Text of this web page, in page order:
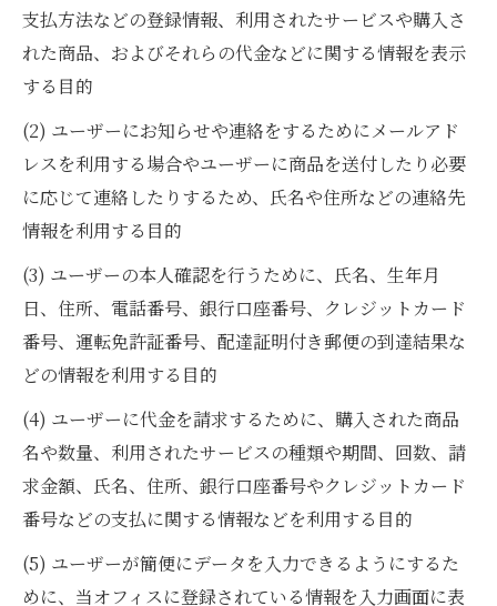
支払方法などの登録情報、利用されたサービスや購入さ
れた商品、およびそれらの代金などに関する情報を表示
する目的
(2) ユーザーにお知らせや連絡をするためにメールアド
レスを利用する場合やユーザーに商品を送付したり必要
に応じて連絡したりするため、氏名や住所などの連絡先
情報を利用する目的
(3) ユーザーの本人確認を行うために、氏名、生年月
日、住所、電話番号、銀行口座番号、クレジットカード
番号、運転免許証番号、配達証明付き郵便の到達結果な
どの情報を利用する目的
(4) ユーザーに代金を請求するために、購入された商品
名や数量、利用されたサービスの種類や期間、回数、請
求金額、氏名、住所、銀行口座番号やクレジットカード
番号などの支払に関する情報などを利用する目的
(5) ユーザーが簡便にデータを入力できるようにするた
めに、当オフィスに登録されている情報を入力画面に表